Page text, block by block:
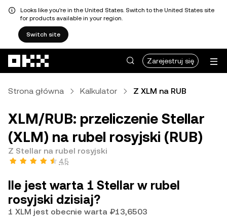
Looks like you're in the United States. Switch to the United States site
for products available in your region.
Switch site
Zarejestruj się
Strona główna Kalkulator Z XLM na RUB
XLM/RUB: przeliczenie Stellar
(XLM) na rubel rosyjski (RUB)
Z Stellar na rubel rosyjski
4,5
Ile jest warta 1 Stellar w rubel
rosyjski dzisiaj?
1 XLM jest obecnie warta ₽13,6503